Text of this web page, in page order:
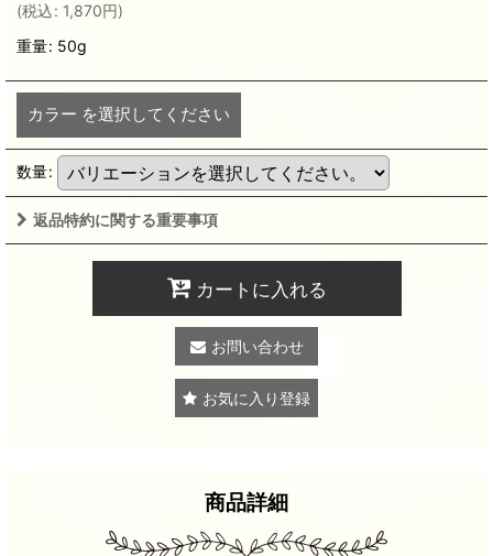
(税込: 1,870円)
重量: 50g
カラー を選択してください
数量:
返品特約に関する重要事項
カートに入れる
お問い合わせ
お気に入り登録
商品詳細